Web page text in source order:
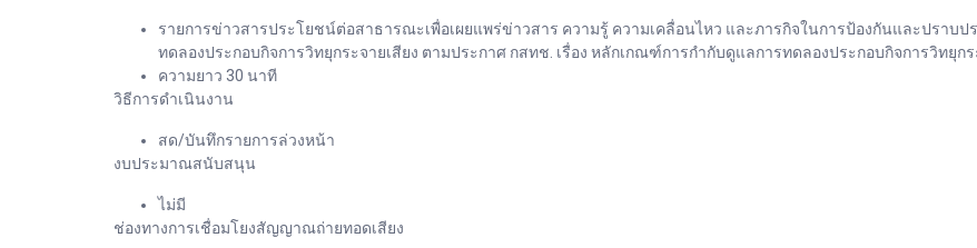
รายการข่าวสารประโยชน์ต่อสาธารณะเพื่อเผยแพร่ข่าวสาร ความรู้ ความเคลื่อนไหว และภารกิจในการป้องกันและปราบ
ทดลองประกอบกิจการวิทยุกระจายเสียง ตามประกาศ กสทช. เรื่อง หลักเกณฑ์การกำกับดูแลการทดลองประกอบกิจการวิทยุกร
ความยาว 30 นาที
วิธีการดำเนินงาน
สด/บันทึกรายการล่วงหน้า
งบประมาณสนับสนุน
ไม่มี
ช่องทางการเชื่อมโยงสัญญาณถ่ายทอดเสียง